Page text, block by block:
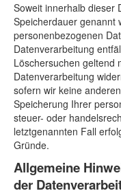
Soweit innerhalb dieser
Speicherdauer genannt
personenbezogenen
Datenverarbeitung
Löschersuchen geltend
Datenverarbeitung
sofern wir keine
Speicherung Ihrer
steuer- oder
letztgenannten Fall
Gründe.
Allgemeine
der